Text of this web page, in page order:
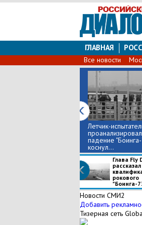
ГЛАВНАЯ
Все новости
Летчик-
проанализировал
падение
коснул...
Глава Fly
рокового
"Боинга-
Новости СМИ2
Добавить
Тизерная сеть